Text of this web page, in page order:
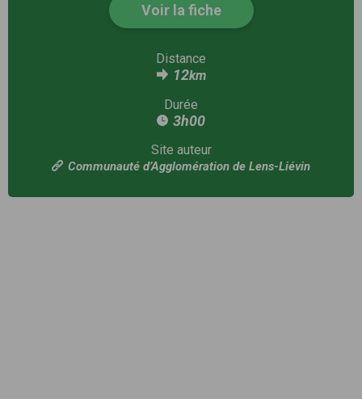
Voir la fiche
Distance
12km
Durée
3h00
Site auteur
Communauté d’Agglomération de Lens-Liévin